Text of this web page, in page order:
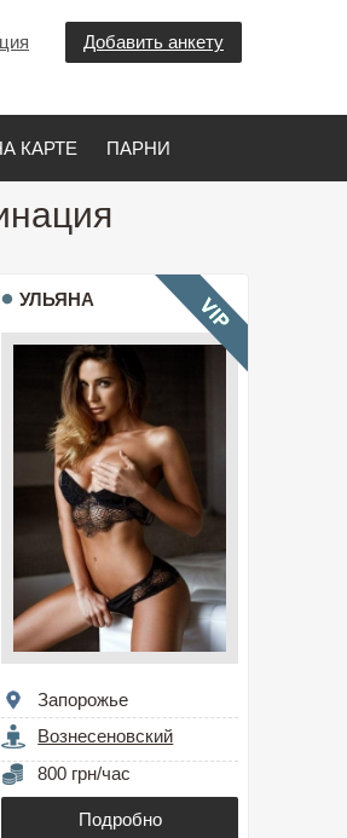
Добавить анкету
КАРТЕ ПАРНИ
УЛЬЯНА
Запорожье
Вознесеновский
800 грн/час
Подробно